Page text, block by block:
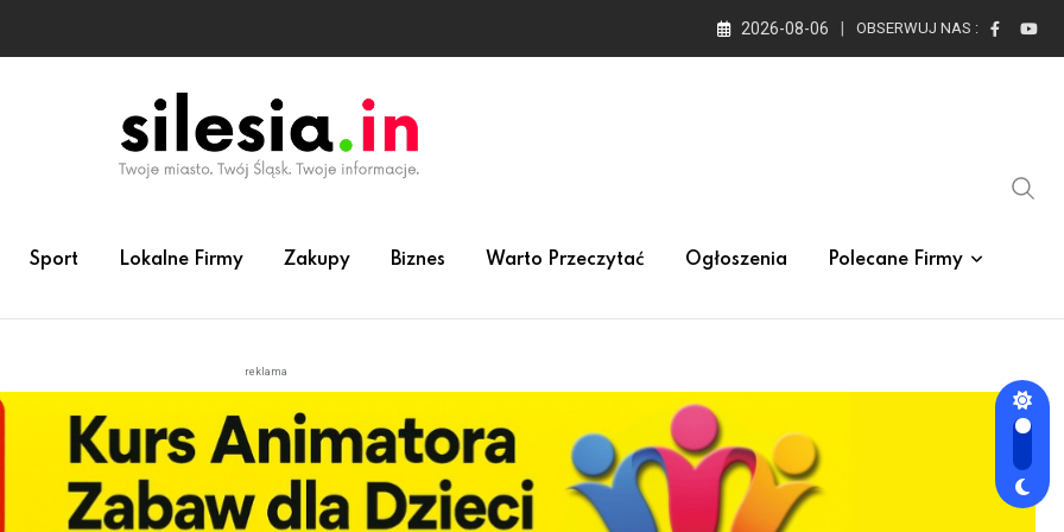
2026-08-06 OBSERWUJ NAS :
Sport Lokalne Firmy Zakupy Biznes Warto Przeczytać Ogłoszenia Polecane Firmy
reklama